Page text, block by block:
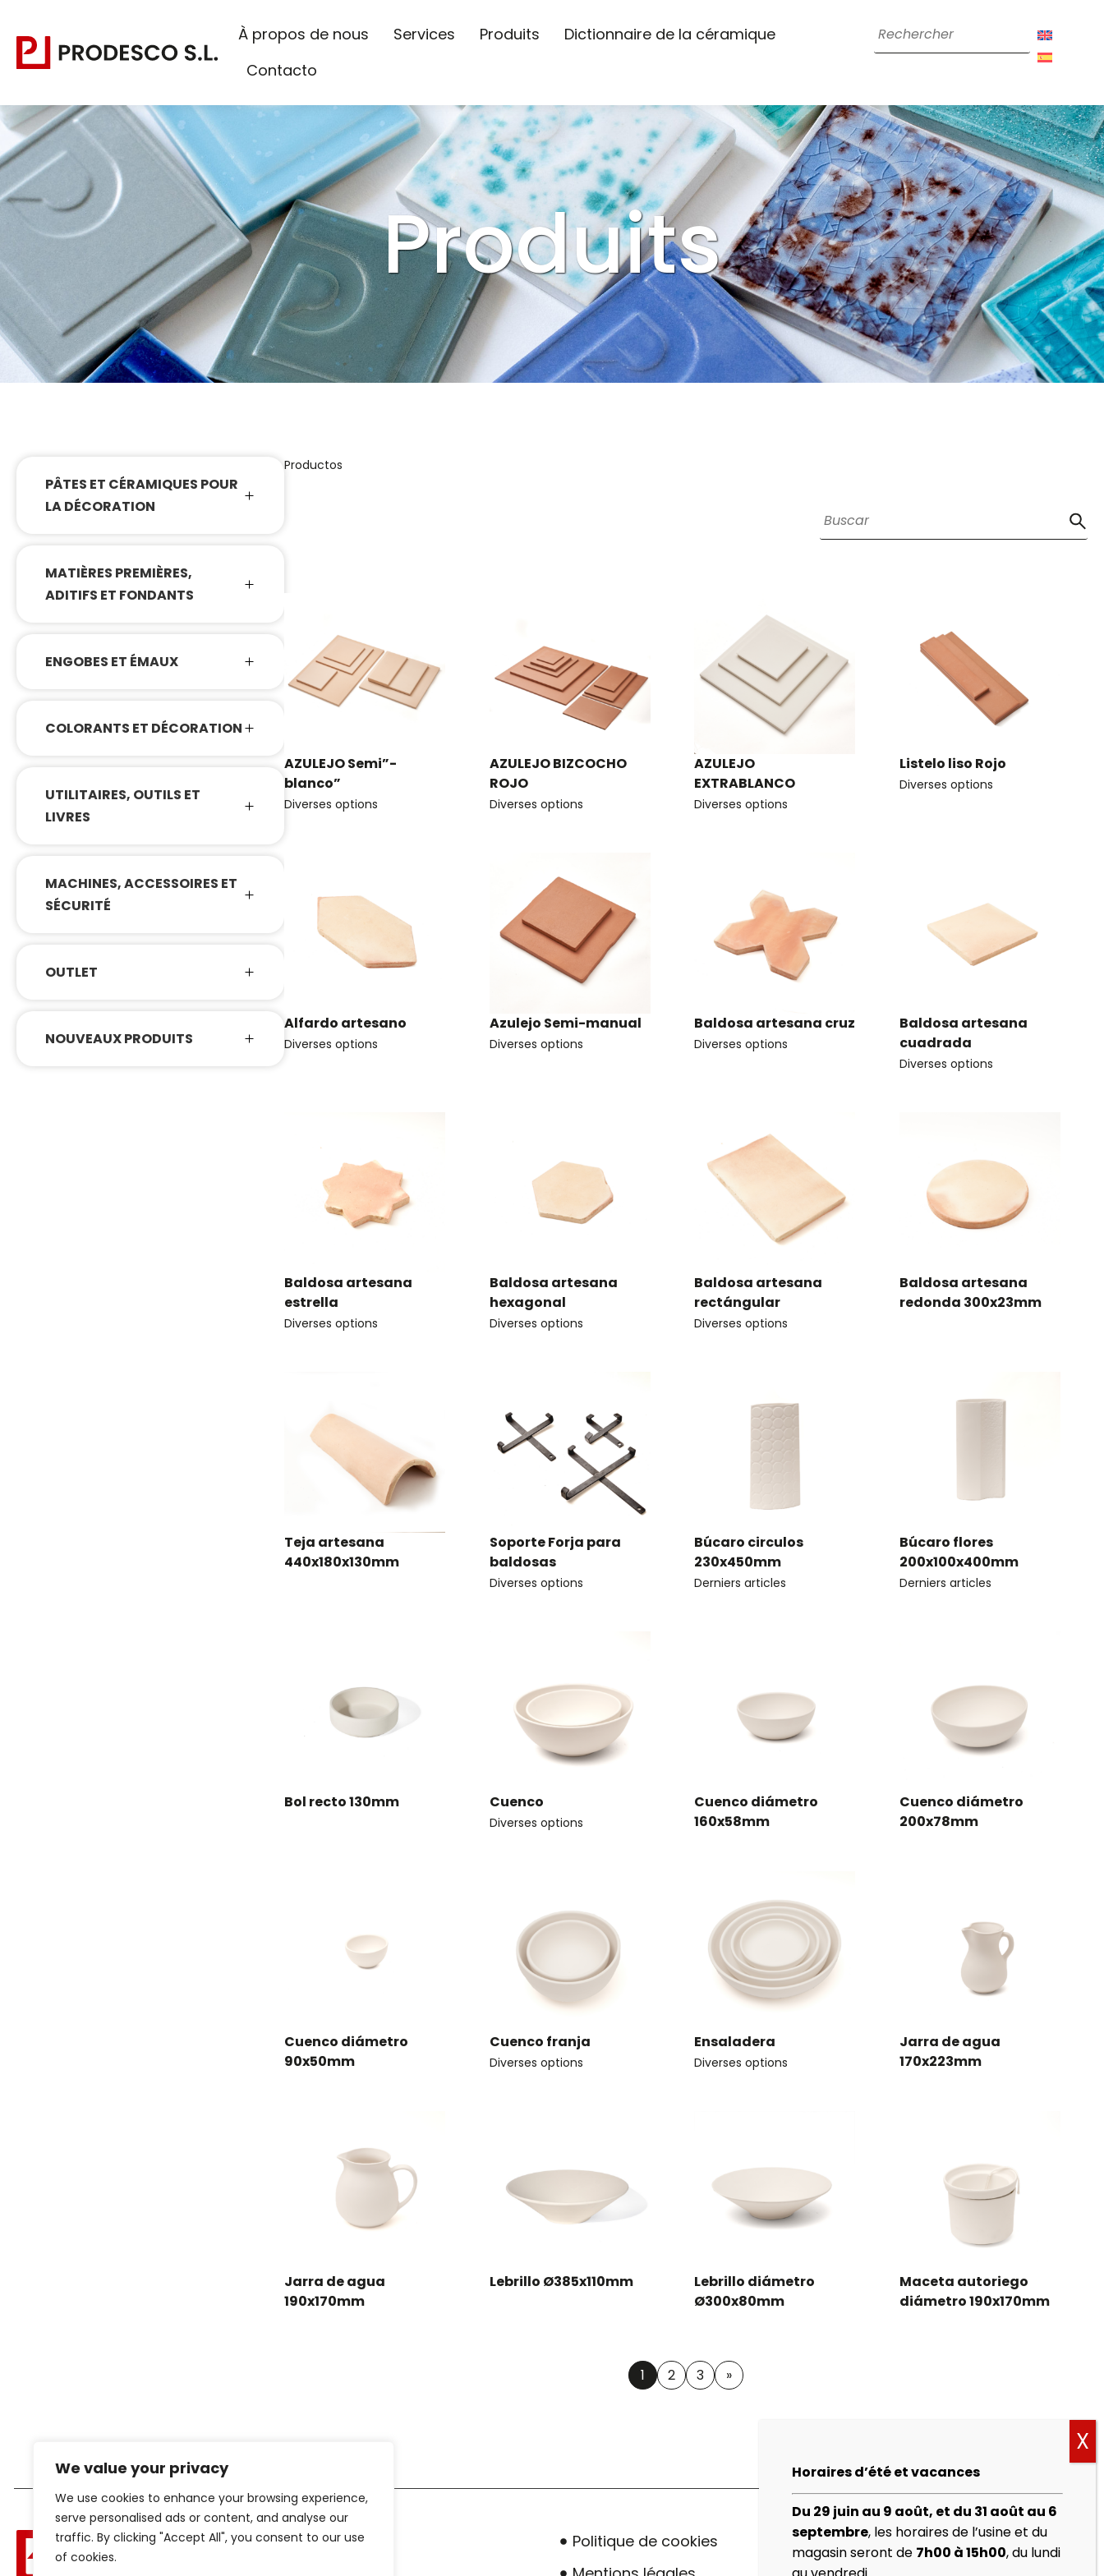
We value your privacy
We use cookies to enhance your browsing experience,
serve personalised ads or content, and analyse our
traffic. By clicking "Accept All", you consent to our use
of cookies.
À propos de nous Services Produits
Dictionnaire de la céramique
Contacto
Produits
PÂTES ET CÉRAMIQUES POUR
LA DÉCORATION
MATIÈRES PREMIÈRES,
ADITIFS ET FONDANTS
ENGOBES ET ÉMAUX
COLORANTS ET DÉCORATION
UTILITAIRES, OUTILS ET
LIVRES
MACHINES, ACCESSOIRES ET
SÉCURITÉ
OUTLET
NOUVEAUX PRODUITS
Productos
AZULEJO Semi”-
blanco”
Diverses options
AZULEJO BIZCOCHO
ROJO
Diverses options
AZULEJO
EXTRABLANCO
Diverses options
Listelo liso Rojo
Diverses options
Alfardo artesano
Diverses options
Azulejo Semi-manual
Diverses options
Baldosa artesana cruz
Diverses options
Baldosa artesana
cuadrada
Diverses options
Baldosa artesana
estrella
Diverses options
Baldosa artesana
hexagonal
Diverses options
Baldosa artesana
rectángular
Diverses options
Baldosa artesana
redonda 300x23mm
Teja artesana
440x180x130mm
Soporte Forja para
baldosas
Diverses options
Búcaro circulos
230x450mm
Derniers articles
Búcaro flores
200x100x400mm
Derniers articles
Bol recto 130mm Cuenco
Diverses options
Cuenco diámetro
160x58mm
Cuenco diámetro
200x78mm
Cuenco diámetro
90x50mm
Cuenco franja
Diverses options
Ensaladera
Diverses options
Jarra de agua
170x223mm
Jarra de agua
190x170mm
Lebrillo Ø385x110mm
Lebrillo diámetro
Ø300x80mm
Maceta autoriego
diámetro 190x170mm
1 2 3 »
Politique de cookies
Horaires d’été et vacances
Du 29 juin au 9 août, et du 31 août au 6
septembre, les horaires de l’usine et du
magasin seront de 7h00 à 15h00, du lundi